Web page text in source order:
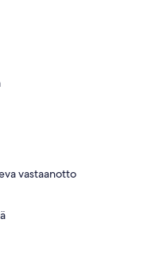
vastaanotto